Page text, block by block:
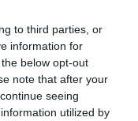
to third parties, or
information for
below opt-out
note that after your
seeing
utilized by
de Google
de actualidad.
ACTIVAR AHORA